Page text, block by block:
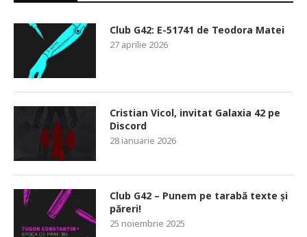
Club G42: E-51741 de Teodora Matei
27 aprilie 2026
Cristian Vicol, invitat Galaxia 42 pe
Discord
28 ianuarie 2026
Club G42 – Punem pe tarabă texte și
păreri!
25 noiembrie 2025